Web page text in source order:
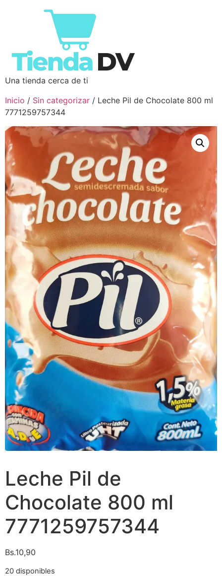
Una tienda cerca de ti
Inicio / Sin categorizar / Leche Pil de Chocolate 800 ml
7771259757344
Leche Pil de
Chocolate 800 ml
7771259757344
Bs.10,90
20 disponibles